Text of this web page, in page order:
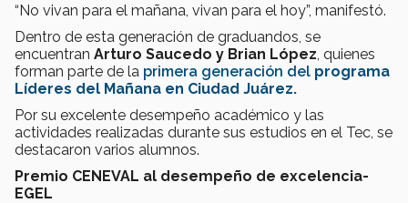
“No vivan para el mañana, vivan para el hoy”, manifestó.
Dentro de esta generación de graduandos, se
encuentran Arturo Saucedo y Brian López , quienes
forman parte de la primera generación del programa
Líderes del Mañana en Ciudad Juárez.
Por su excelente desempeño académico y las
actividades realizadas durante sus estudios en el Tec, se
destacaron varios alumnos.
Premio CENEVAL al desempeño de excelencia-
EGEL